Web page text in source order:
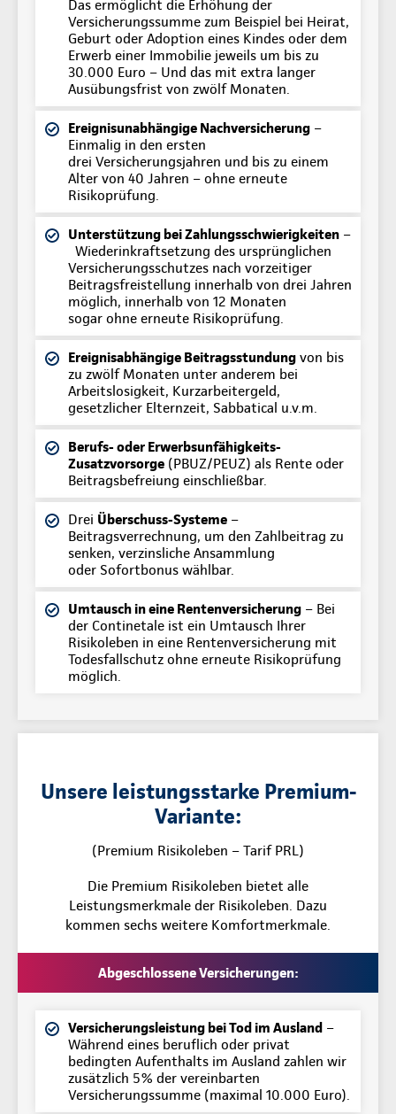
Das ermöglicht die Erhöhung der
Versicherungssumme zum Beispiel bei Heirat,
Geburt oder Adoption eines Kindes oder dem
Erwerb einer Immobilie jeweils um bis zu
30.000 Euro – Und das mit extra langer
Ausübungsfrist von zwölf Monaten.
Ereignisunabhängige Nachversicherung –
Einmalig in den ersten
drei Versicherungsjahren und bis zu einem
Alter von 40 Jahren – ohne erneute
Risikoprüfung.
Unterstützung bei Zahlungsschwierigkeiten –
Wiederinkraftsetzung des ursprünglichen
Versicherungsschutzes nach vorzeitiger
Beitragsfreistellung innerhalb von drei Jahren
möglich, innerhalb von 12 Monaten
sogar ohne erneute Risikoprüfung.
Ereignisabhängige Beitragsstundung von bis
zu zwölf Monaten unter anderem bei
Arbeitslosigkeit, Kurzarbeitergeld,
gesetzlicher Elternzeit, Sabbatical u.v.m.
Berufs- oder Erwerbsunfähigkeits-
Zusatzvorsorge (PBUZ/PEUZ) als Rente oder
Beitragsbefreiung einschließbar.
Drei Überschuss-Systeme –
Beitragsverrechnung, um den Zahlbeitrag zu
senken, verzinsliche Ansammlung
oder Sofortbonus wählbar.
Umtausch in eine Rentenversicherung – Bei
der Continetale ist ein Umtausch Ihrer
Risikoleben in eine Rentenversicherung mit
Todesfallschutz ohne erneute Risikoprüfung
möglich.
Unsere leistungsstarke Premium-
Variante:
(Premium Risikoleben – Tarif PRL)
Die Premium Risikoleben bietet alle
Leistungsmerkmale der Risikoleben. Dazu
kommen sechs weitere Komfortmerkmale.
Abgeschlossene Versicherungen:
Versicherungsleistung bei Tod im Ausland –
Während eines beruflich oder privat
bedingten Aufenthalts im Ausland zahlen wir
zusätzlich 5% der vereinbarten
Versicherungssumme (maximal 10.000 Euro).